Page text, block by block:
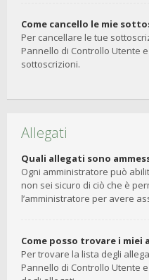
Come cancello le mie
Per cancellare le tue
Pannello di Controllo Utente
sottoscrizioni.
Allegati
Quali allegati sono
Ogni amministratore può
non sei sicuro di ciò che è
l’amministratore per avere
Come posso trovare i miei
Per trovare la lista degli
Pannello di Controllo Utente